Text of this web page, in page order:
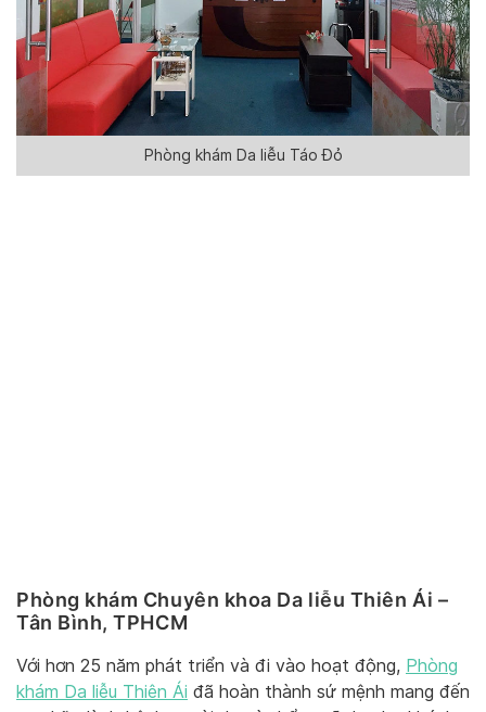
Phòng khám Da liễu Táo Đỏ
Phòng khám Chuyên khoa Da liễu Thiên Ái –
Tân Bình, TPHCM
Với hơn 25 năm phát triển và đi vào hoạt động, Phòng
khám Da liễu Thiên Ái đã hoàn thành sứ mệnh mang đến